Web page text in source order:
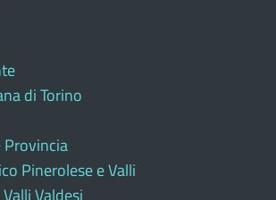
di Torino
Provincia
Pinerolese e Valli
Valdesi